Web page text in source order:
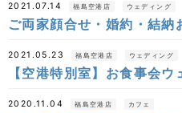
2021.07.14 福島空港店 ウェディング
ご両家顔合せ・婚約・結納
2021.05.23 福島空港店 ウェディング
【空港特別室】お食事会
2020.11.04 福島空港店 カフェ